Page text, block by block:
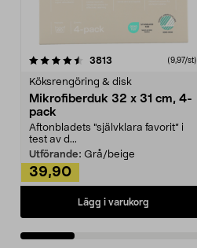
3813 (9,97/st)
Köksrengöring & disk
Mikrofiberduk 32 x 31 cm, 4-
pack
Aftonbladets "självklara favorit” i
test av d...
Utförande: Grå/beige
39,90
Lägg i varukorg
4.0av 5 stjärnor